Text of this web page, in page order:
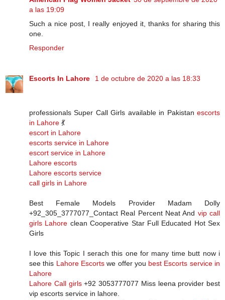
a las 19:09
Such a nice post, I really enjoyed it, thanks for sharing this
one.
Responder
Escorts In Lahore 1 de octubre de 2020 a las 18:33
professionals Super Call Girls available in Pakistan escorts
in Lahore 💃
escort in Lahore
escorts service in Lahore
escort service in Lahore
Lahore escorts
Lahore escorts service
call girls in Lahore
Best Female Models Provider Madam Dolly
+92_305_3777077_Contact Real Percent Neat And vip call
girls Lahore clean Cooperative Star Full Educated Hot Sex
Girls
I love this Topic I serach this one for many time butt now i
see this Lahore Escortswe offer you best Escorts service in
Lahore
Lahore Call girls+92 3053777077 Miss leena provider best
vip escorts service in lahore.